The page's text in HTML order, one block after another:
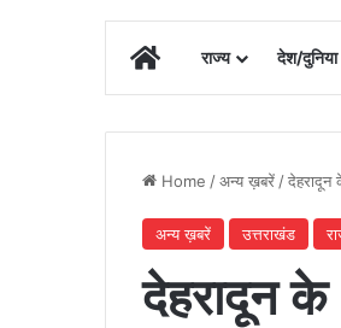
Homeराज्य देश/दुनिया
Home /अन्य ख़बरें /देहरादून
अन्य ख़बरें उत्तराखंड
देहरादून